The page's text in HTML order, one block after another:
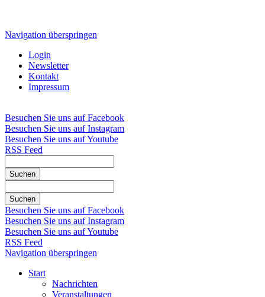
Navigation überspringen
Login
Newsletter
Kontakt
Impressum
Besuchen Sie uns auf Facebook
Besuchen Sie uns auf Instagram
Besuchen Sie uns auf Youtube
RSS Feed
Suchen
Suchen
Besuchen Sie uns auf Facebook
Besuchen Sie uns auf Instagram
Besuchen Sie uns auf Youtube
RSS Feed
Navigation überspringen
Start
Nachrichten
Veranstaltungen